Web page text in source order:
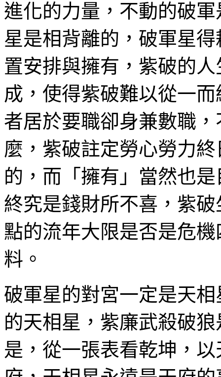
進化的力量，不動的破
星是相背離的，破軍星
置安排與擁有，紫破的
成，使得紫破難以從一
者居於要職卻身兼數職
麼，紫破註定勞心勞力
的，而「擁有」當然也
終究是錢財所不喜，紫
點的流年大限是否是危
料。
破軍星的對宮一定是天
的天相星，紫廉武殺破
是，從一張表看乾坤，